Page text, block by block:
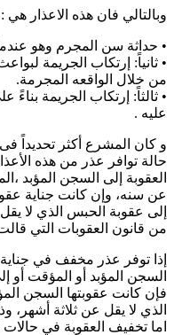
وبالتالي فان هذه الاعذار هي :
• حداثة سن المجرم وهو
• ثانياً: إرتكاب الجريمة
من خلال الواقعه المجرمة.
• ثالثاً: إرتكاب الجريمة
عليه .
و كان المشرع أكثر تحديداً
حالة توافر عذر من هذه
العقوبة إلى السجن المؤبد
عن سنه، وإن كانت جناية
من قانون العقوبات التي
إذا توفر عذر مخفف في جنایة
السجن المؤبد أو المؤقت أو
فإن كانت عقوبتھا السجن
الذي لا یقل عن ثلاثة أشھر،
اما تخفيف العقوبة في حالات